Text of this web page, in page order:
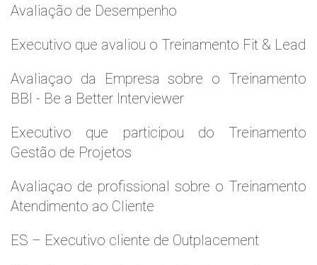
Avaliação de Desempenho
Executivo que avaliou o Treinamento Fit & Lead
Avaliaçao da Empresa sobre o Treinamento
BBI - Be a Better Interviewer
Executivo que participou do Treinamento
Gestão de Projetos
Avaliaçao de profissional sobre o Treinamento
Atendimento ao Cliente
ES – Executivo cliente de Outplacement